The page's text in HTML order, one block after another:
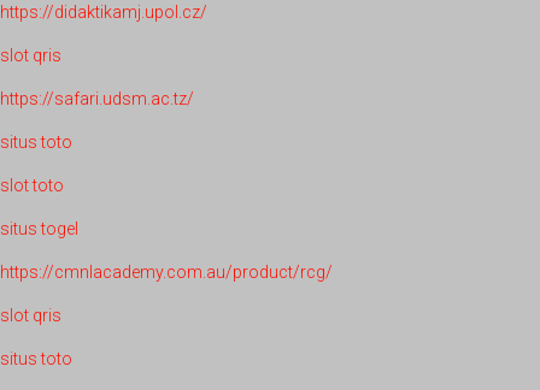
https://didaktikamj.upol.cz/
slot qris
https://safari.udsm.ac.tz/
situs toto
slot toto
situs togel
https://cmnlacademy.com.au/product/rcg/
slot qris
situs toto